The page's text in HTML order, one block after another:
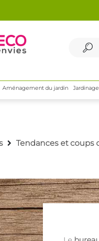
Aménagement du jardin Jardinage
Tendances et